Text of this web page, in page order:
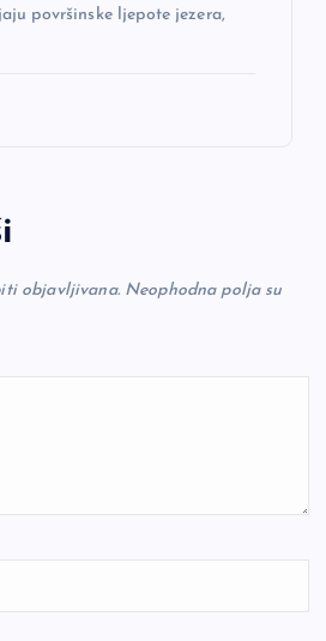
površinske ljepote jezera,
objavljivana. Neophodna polja su